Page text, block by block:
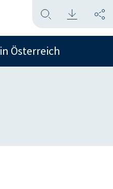
in Österreich